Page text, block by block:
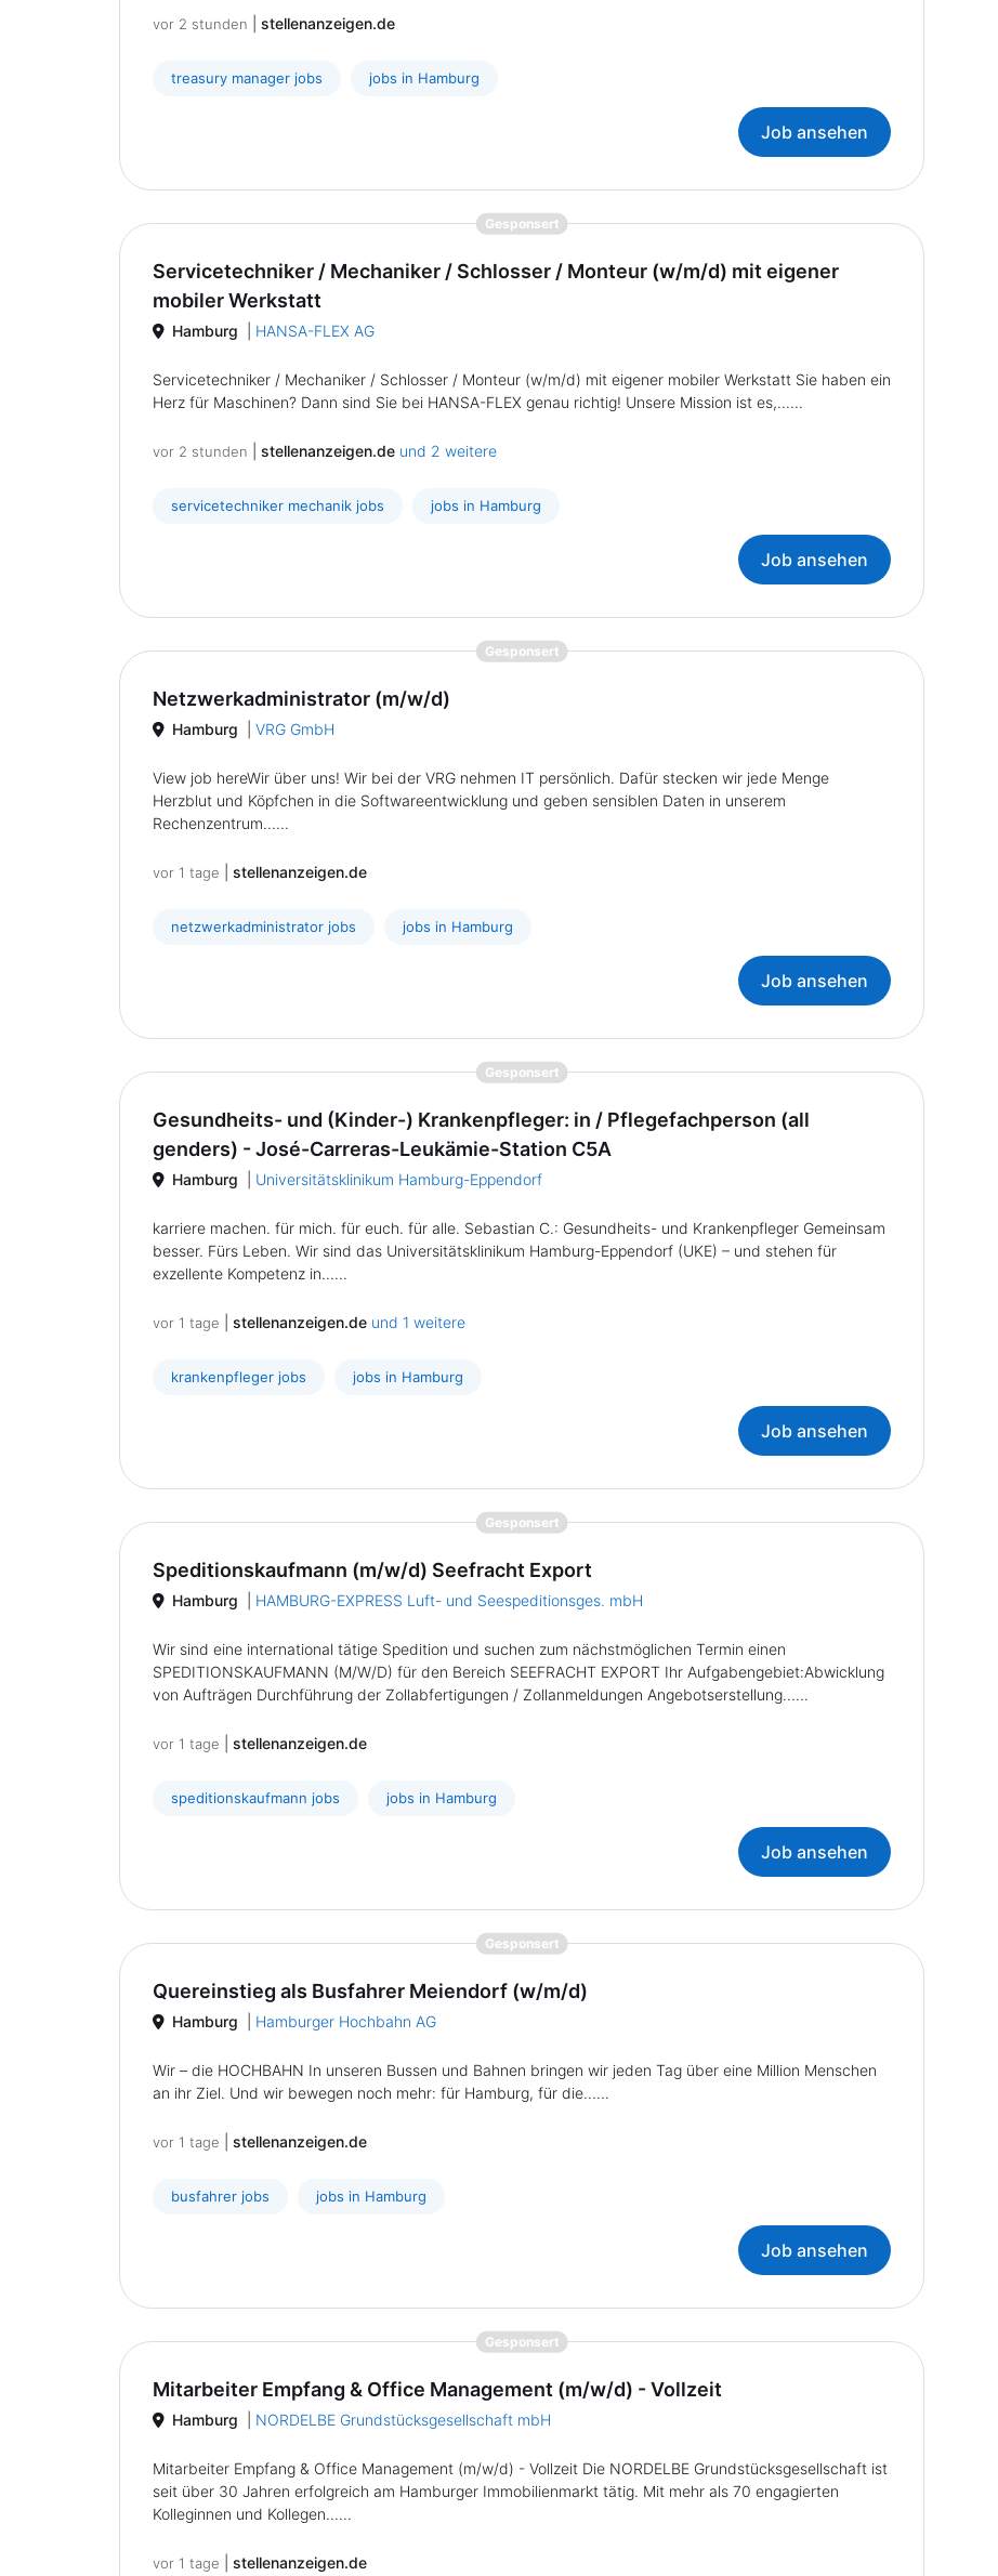
vor 2 stunden stellenanzeigen.de
treasury manager jobs jobs in Hamburg
Job ansehen
Gesponsert{prompt.job}
Servicetechniker / Mechaniker / Schlosser / Monteur (w/m/d) mit eigener
mobiler Werkstatt
Hamburg HANSA-FLEX AG
Servicetechniker / Mechaniker / Schlosser / Monteur (w/m/d) mit eigener mobiler Werkstatt Sie haben ein
Herz für Maschinen? Dann sind Sie bei HANSA-FLEX genau richtig! Unsere Mission ist es,......
vor 2 stunden stellenanzeigen.de und 2 weitere
servicetechniker mechanik jobs jobs in Hamburg
Job ansehen
Gesponsert{prompt.job}
Netzwerkadministrator (m/w/d)
Hamburg VRG GmbH
View job hereWir über uns! Wir bei der VRG nehmen IT persönlich. Dafür stecken wir jede Menge
Herzblut und Köpfchen in die Softwareentwicklung und geben sensiblen Daten in unserem
Rechenzentrum......
vor 1 tage stellenanzeigen.de
netzwerkadministrator jobs jobs in Hamburg
Job ansehen
Gesponsert{prompt.job}
Gesundheits- und (Kinder-) Krankenpfleger: in / Pflegefachperson (all
genders) - José-Carreras-Leukämie-Station C5A
Hamburg Universitätsklinikum Hamburg-Eppendorf
karriere machen. für mich. für euch. für alle. Sebastian C.: Gesundheits- und Krankenpfleger Gemeinsam
besser. Fürs Leben. Wir sind das Universitätsklinikum Hamburg-Eppendorf (UKE) – und stehen für
exzellente Kompetenz in......
vor 1 tage stellenanzeigen.de und 1 weitere
krankenpfleger jobs jobs in Hamburg
Job ansehen
Gesponsert{prompt.job}
Speditionskaufmann (m/w/d) Seefracht Export
Hamburg HAMBURG-EXPRESS Luft- und Seespeditionsges. mbH
Wir sind eine international tätige Spedition und suchen zum nächstmöglichen Termin einen
SPEDITIONSKAUFMANN (M/W/D) für den Bereich SEEFRACHT EXPORT Ihr Aufgabengebiet:Abwicklung
von Aufträgen Durchführung der Zollabfertigungen / Zollanmeldungen Angebotserstellung......
vor 1 tage stellenanzeigen.de
speditionskaufmann jobs jobs in Hamburg
Job ansehen
Gesponsert{prompt.job}
Quereinstieg als Busfahrer Meiendorf (w/m/d)
Hamburg Hamburger Hochbahn AG
Wir – die HOCHBAHN In unseren Bussen und Bahnen bringen wir jeden Tag über eine Million Menschen
an ihr Ziel. Und wir bewegen noch mehr: für Hamburg, für die......
vor 1 tage stellenanzeigen.de
busfahrer jobs jobs in Hamburg
Job ansehen
Gesponsert{prompt.job}
Mitarbeiter Empfang & Office Management (m/w/d) - Vollzeit
Hamburg NORDELBE Grundstücksgesellschaft mbH
Mitarbeiter Empfang & Office Management (m/w/d) - Vollzeit Die NORDELBE Grundstücksgesellschaft ist
seit über 30 Jahren erfolgreich am Hamburger Immobilienmarkt tätig. Mit mehr als 70 engagierten
Kolleginnen und Kollegen......
vor 1 tage stellenanzeigen.de